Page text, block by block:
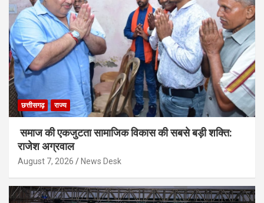
छत्तीसगढ़ राज्य
समाज की एकजुटता सामाजिक विकास की सबसे बड़ी शक्ति:
राजेश अग्रवाल
August 7, 2026 News Desk